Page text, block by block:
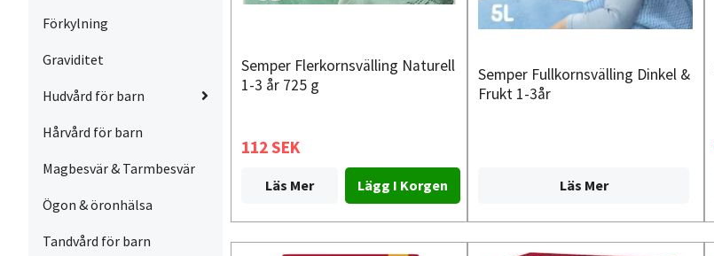
Förkylning
Graviditet
Hudvård för barn
Hårvård för barn
Magbesvär & Tarmbesvär
Ögon & öronhälsa
Tandvård för barn
Semper Flerkornsvälling Naturell
1-3 år 725 g
112 SEK
Läs Mer
Semper Fullkornsvälling Dinkel &
Frukt 1-3år
Läs Mer